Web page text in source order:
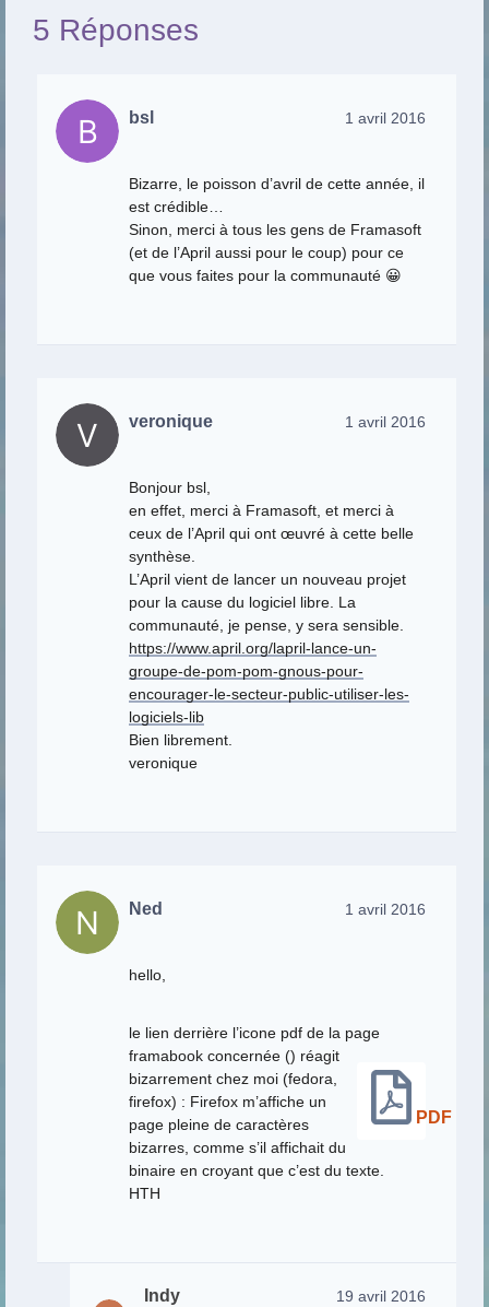
5 Réponses
bsl 1 avril 2016
Bizarre, le poisson d’avril de cette année, il
est crédible…
Sinon, merci à tous les gens de Framasoft
(et de l’April aussi pour le coup) pour ce
que vous faites pour la communauté 😀
veronique 1 avril 2016
Bonjour bsl,
en effet, merci à Framasoft, et merci à
ceux de l’April qui ont œuvré à cette belle
synthèse.
L’April vient de lancer un nouveau projet
pour la cause du logiciel libre. La
communauté, je pense, y sera sensible.
https://www.april.org/lapril-lance-un-
groupe-de-pom-pom-gnous-pour-
encourager-le-secteur-public-utiliser-les-
logiciels-lib
Bien librement.
veronique
Ned 1 avril 2016
hello,
le lien derrière l’icone pdf de la page
framabook concernée (
PDF
) réagit
bizarrement chez moi (fedora,
firefox) : Firefox m’affiche un
page pleine de caractères
bizarres, comme s’il affichait du
binaire en croyant que c’est du texte.
HTH
Indy 19 avril 2016